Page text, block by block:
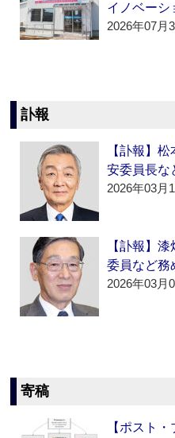
イノベーシ
2026年07月
訃報
【訃報】
安委員長な
2026年03月
【訃報】
委員など務
2026年03月
寄稿
【ポスト